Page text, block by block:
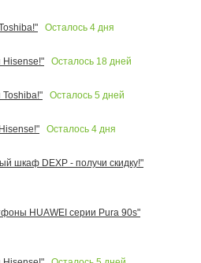
Осталось 4 дня
Осталось 18 дней
Осталось 5 дней
Осталось 4 дня
шкаф DEXP - получи скидку!"
HUAWEI серии Pura 90s"